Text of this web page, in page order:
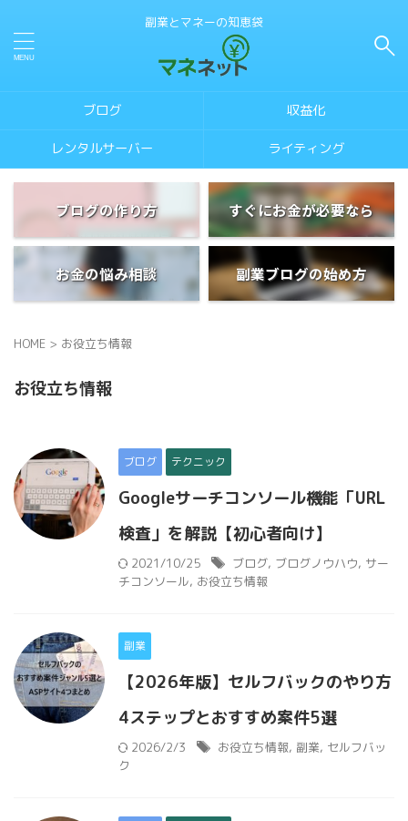
副業とマネーの知恵袋
ブログ 収益化
レンタルサーバー ライティング
ブログの作り方 すぐにお金が必要なら
お金の悩み相談 副業ブログの始め方
HOME > お役立ち情報
お役立ち情報
ブログ テクニック
Googleサーチコンソール機能「URL
検査」を解説【初心者向け】
2021/10/25 ブログ, ブログノウハウ, サー
チコンソール, お役立ち情報
副業
【2026年版】セルフバックのやり方
4ステップとおすすめ案件5選
2026/2/3 お役立ち情報, 副業, セルフバッ
ク